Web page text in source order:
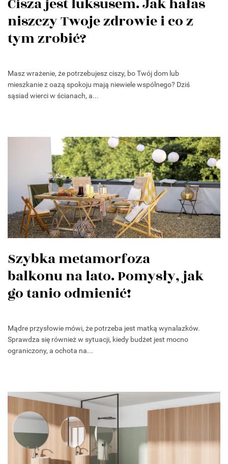
Cisza jest luksusem. Jak hałas
niszczy Twoje zdrowie i co z
tym zrobić?
Masz wrażenie, że potrzebujesz ciszy, bo Twój dom lub
mieszkanie z oazą spokoju mają niewiele wspólnego? Dziś
sąsiad wierci w ścianach, a...
Szybka metamorfoza
balkonu na lato. Pomysły, jak
go tanio odmienić!
Mądre przysłowie mówi, że potrzeba jest matką wynalazków.
Sprawdza się również w sytuacji, kiedy budżet jest mocno
ograniczony, a ochota na...